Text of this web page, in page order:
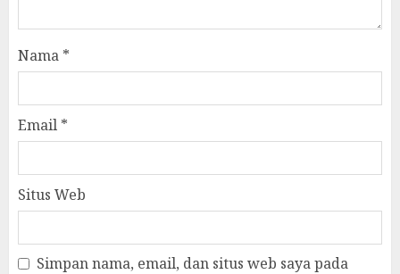
Nama *
Email *
Situs Web
Simpan nama, email, dan situs web saya pada